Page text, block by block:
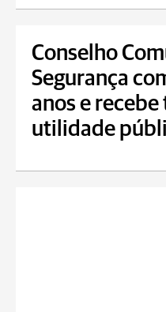
Conselho
Segurança
anos e
utilidade